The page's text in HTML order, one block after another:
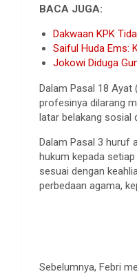
BACA JUGA:
Dakwaan KPK
Saiful Huda Ems:
Jokowi Diduga
Dalam Pasal 18 Ayat
profesinya dilarang
latar belakang sosial
Dalam Pasal 3 huruf
hukum kepada
sesuai dengan
perbedaan agama,
Sebelumnya, Febri